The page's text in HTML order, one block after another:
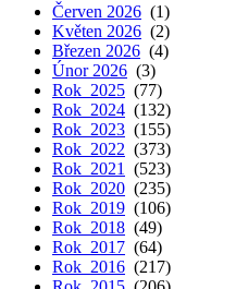
Červen 2026 (1)
Květen 2026 (2)
Březen 2026 (4)
Únor 2026 (3)
Rok 2025 (77)
Rok 2024 (132)
Rok 2023 (155)
Rok 2022 (373)
Rok 2021
(523)
Rok 2020 (235)
Rok 2019 (106)
Rok 2018 (49)
Rok 2017 (64)
Rok 2016 (217)